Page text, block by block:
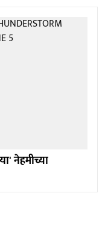
नेहमीच्या